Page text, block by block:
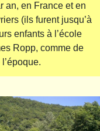
an, en France et en
(ils furent jusqu’à
enfants à l’école
Ropp, comme de